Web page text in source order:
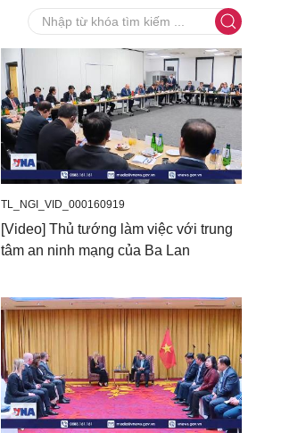
TL_NGI_VID_000160919
[Video] Thủ tướng làm việc với trung
tâm an ninh mạng của Ba Lan